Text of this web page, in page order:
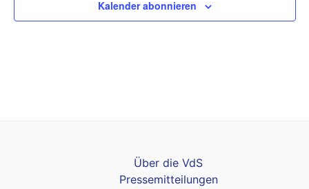
Kalender abonnieren
Über die VdS
Pressemitteilungen